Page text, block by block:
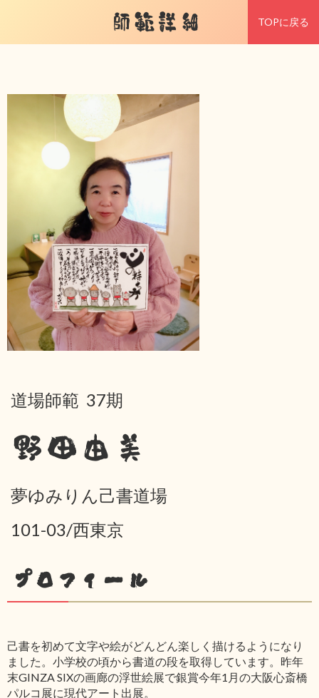
師範詳細 TOPに戻る
道場師範 37期
野田由美
夢ゆみりん己書道場
101-03/西東京
プロフィール
己書を初めて文字や絵がどんどん楽しく描けるようになり
ました。小学校の頃から書道の段を取得しています。昨年
末GINZA SIXの画廊の浮世絵展で銀賞今年1月の大阪心斎橋
パルコ展に現代アート出展。